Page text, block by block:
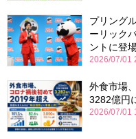
プリング
ーリック
ントに登
2026/07/01
外食市場
3282億円
2026/07/01